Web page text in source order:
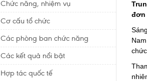
đơn
Chức năng, nhiệm vụ
Cơ cấu tổ chức
Các phòng ban chức năng
Các kết quả nổi bật
Hợp tác quốc tế